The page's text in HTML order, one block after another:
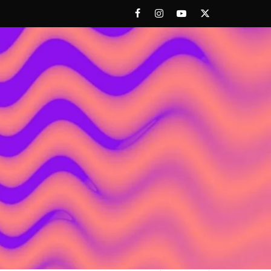
FacebookInstagramYoutubeTwitter